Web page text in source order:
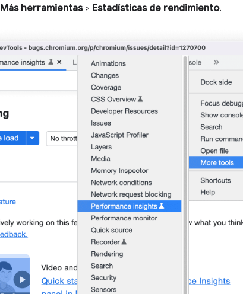
Más herramientas> Estadísticas de rendimiento.